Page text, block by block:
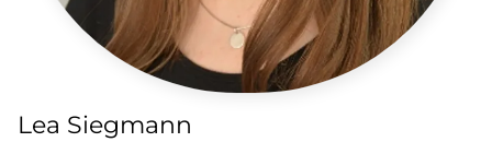
Lea Siegmann